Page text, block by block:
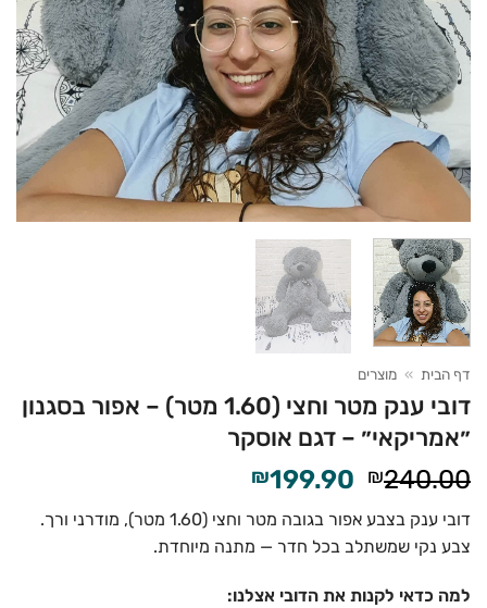
דף הבית » מוצרים
דובי ענק מטר וחצי (1.60 מטר) – אפור בסגנון
״אמריקאי״ – דגם אוסקר
₪240.00
המחיר
היה:
₪240.00.
₪199.90
הנוכחי
הוא:
₪199.90.
דובי ענק בצבע אפור בגובה מטר וחצי (1.60 מטר), מודרני ורך.
צבע נקי שמשתלב בכל חדר — מתנה מיוחדת.
למה כדאי לקנות את הדובי אצלנו: